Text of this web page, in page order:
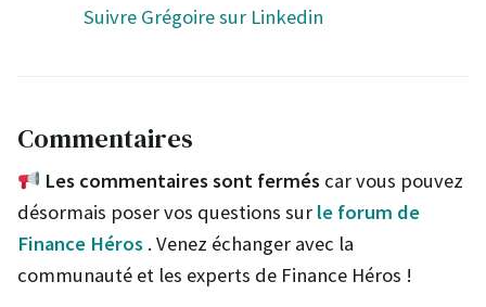
Suivre Grégoire sur Linkedin
Commentaires
Les commentaires sont fermés car vous pouvez
désormais poser vos questions sur le forum de
Finance Héros . Venez échanger avec la
communauté et les experts de Finance Héros !